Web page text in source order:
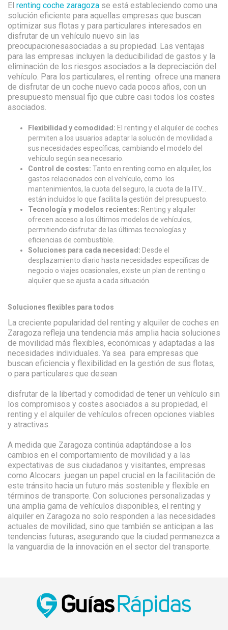
El renting coche zaragoza se está estableciendo como una
solución eficiente para aquellas empresas que buscan
optimizar sus flotas y para particulares interesados en
disfrutar de un vehículo nuevo sin las
preocupacionesasociadas a su propiedad. Las ventajas
para las empresas incluyen la deducibilidad de gastos y la
eliminación de los riesgos asociados a la depreciación del
vehículo. Para los particulares, el renting ofrece una manera
de disfrutar de un coche nuevo cada pocos años, con un
presupuesto mensual fijo que cubre casi todos los costes
asociados.
Flexibilidad y comodidad: El renting y el alquiler de coches
permiten a los usuarios adaptar la solución de movilidad a
sus necesidades específicas, cambiando el modelo del
vehículo según sea necesario.
Control de costes: Tanto en renting como en alquiler, los
gastos relacionados con el vehículo, como los
mantenimientos, la cuota del seguro, la cuota de la ITV…
están incluidos lo que facilita la gestión del presupuesto.
Tecnología y modelos recientes: Renting y alquiler
ofrecen acceso a los últimos modelos de vehículos,
permitiendo disfrutar de las últimas tecnologías y
eficiencias de combustible.
Soluciones para cada necesidad: Desde el
desplazamiento diario hasta necesidades específicas de
negocio o viajes ocasionales, existe un plan de renting o
alquiler que se ajusta a cada situación.
Soluciones flexibles para todos
La creciente popularidad del renting y alquiler de coches en
Zaragoza refleja una tendencia más amplia hacia soluciones
de movilidad más flexibles, económicas y adaptadas a las
necesidades individuales. Ya sea para empresas que
buscan eficiencia y flexibilidad en la gestión de sus flotas,
o para particulares que desean
disfrutar de la libertad y comodidad de tener un vehículo sin
los compromisos y costes asociados a su propiedad, el
renting y el alquiler de vehículos ofrecen opciones viables
y atractivas.
A medida que Zaragoza continúa adaptándose a los
cambios en el comportamiento de movilidad y a las
expectativas de sus ciudadanos y visitantes, empresas
como Alcocars juegan un papel crucial en la facilitación de
este tránsito hacia un futuro más sostenible y flexible en
términos de transporte. Con soluciones personalizadas y
una amplia gama de vehículos disponibles, el renting y
alquiler en Zaragoza no solo responden a las necesidades
actuales de movilidad, sino que también se anticipan a las
tendencias futuras, asegurando que la ciudad permanezca a
la vanguardia de la innovación en el sector del transporte.